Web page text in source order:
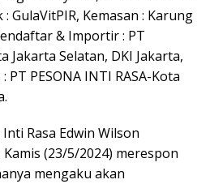
GulaVitPIR, Kemasan : Karung
& Importir : PT
Jakarta Selatan, DKI Jakarta,
PESONA INTI RASA-Kota
Rasa Edwin Wilson
(23/5/2024) merespon
mengaku akan